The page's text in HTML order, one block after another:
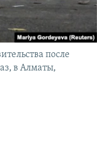
после
в Алматы,